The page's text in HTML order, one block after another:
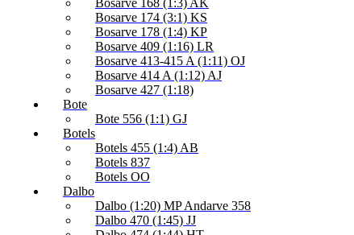
Bosarve 174 (3:1) KS
Bosarve 178 (1:4) KP
Bosarve 409 (1:16) LR
Bosarve 413-415 A (1:11) OJ
Bosarve 414 A (1:12) AJ
Bosarve 427 (1:18)
Bote
Bote 556 (1:1) GJ
Botels
Botels 455 (1:4) AB
Botels 837
Botels OO
Dalbo
Dalbo (1:20) MP Andarve 358
Dalbo 470 (1:45) JJ